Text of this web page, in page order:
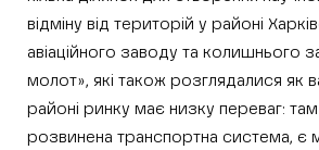
відміну від територій у районі
авіаційного заводу та колишнього
молот», які також розглядалися як
районі ринку має низку переваг:
розвинена транспортна система, є